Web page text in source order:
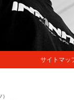
サイトマッ